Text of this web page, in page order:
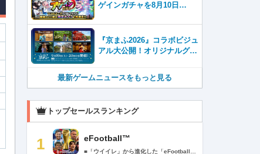
ゲインガチャを8月10日
『京まふ2026』コラボビジュ
アル大公開！オリジナルグッ
最新ゲームニュースをもっと見る
トップセールスランキング
1 eFootball™